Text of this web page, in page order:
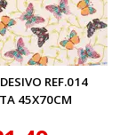
REF.014
45X70CM